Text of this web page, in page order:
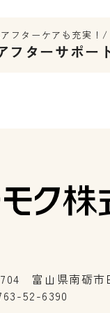
フターケアも充実！/
フターサポー
富山県南砺市
52-6390